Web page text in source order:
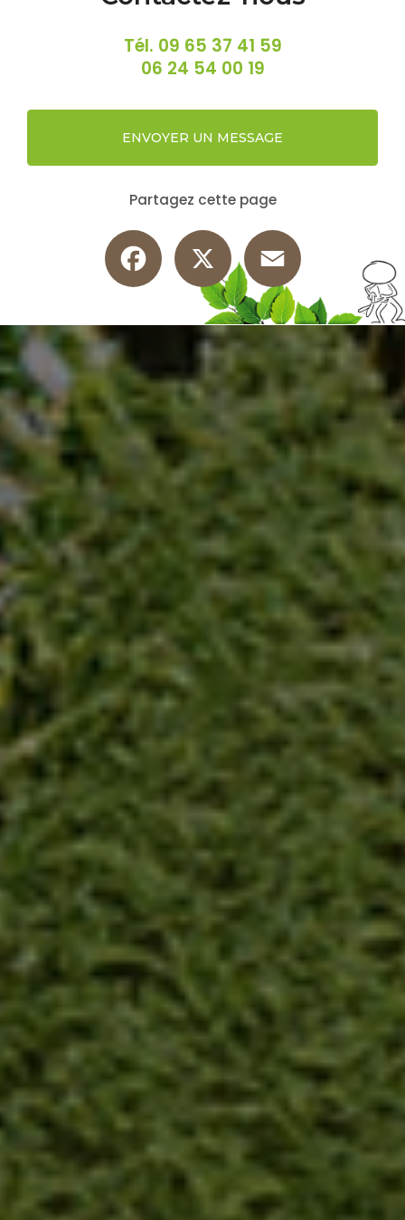
Tél. 09 65 37 41 59
06 24 54 00 19
ENVOYER UN MESSAGE
Partagez cette page
Facebook